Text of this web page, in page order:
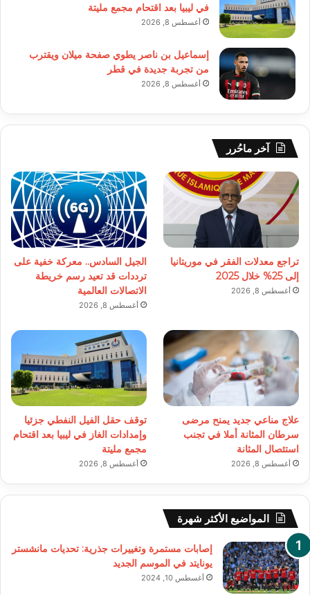
في ليبيا بعد اقتحام مجمع مليتة
أغسطس 8, 2026
إسماعيل بن ناصر يطوي صفحة ميلان ويقترب
من تجربة جديدة في قطر
أغسطس 8, 2026
آخر ماحُرر
تراجع معدلات الفقر في موريتانيا
إلى 25% خلال 2025
أغسطس 8, 2026
الجيل السادس.. معركة خفية على
ترددات قد تعيد رسم خريطة
الاتصالات العالمية
أغسطس 8, 2026
علاج مناعي جديد يمنح مرضى
سرطان المثانة أملا في تجنب
استئصال المثانة
أغسطس 8, 2026
توقف حقل الفيل النفطي جزئيا
وإمدادات الغاز في ليبيا بعد اقتحام
مجمع مليتة
أغسطس 8, 2026
المواضيع الأكثر شهرة
إصابات مستمرة وتغييرات جذرية: تحديات مانشستر
يونايتد في الموسم الجديد
أغسطس 10, 2024